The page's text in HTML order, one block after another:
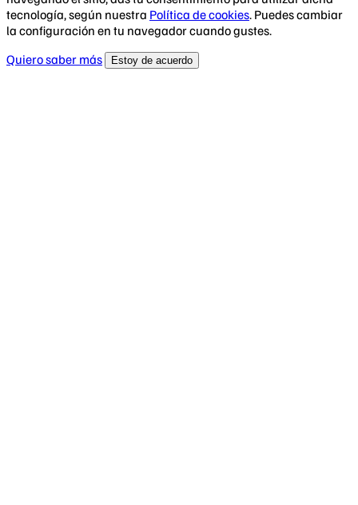
tecnología, según nuestra Política de cookies. Puedes cambiar
la configuración en tu navegador cuando gustes.
Quiero saber más
Estoy de acuerdo